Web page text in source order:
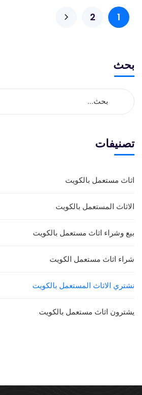
1
2
بحث
تصنيفات
اثاث مستعمل بالكويت
الاثاث المستعمل بالكويت
بيع وشراء اثاث مستعمل بالكويت
شراء اثاث مستعمل الكويت
نشتري الاثاث المستعمل بالكويت
يشترون اثاث مستعمل بالكويت